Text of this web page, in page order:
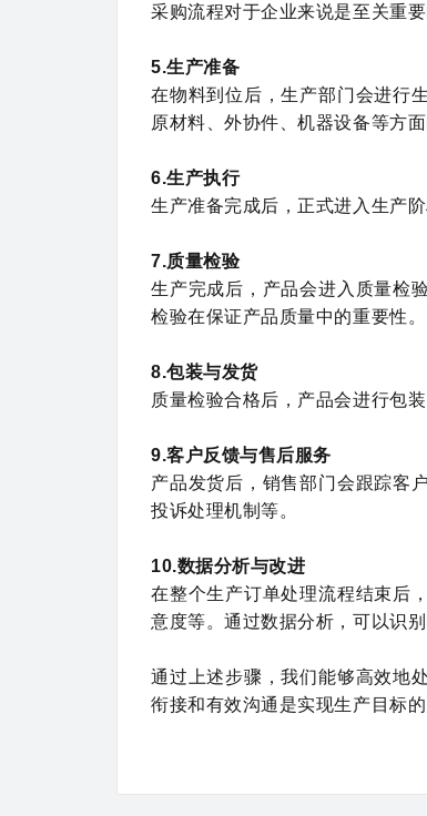
采购流程对于企业来说是至关重要
5.生产准备
在物料到位后，生产部门会进行
原材料、外协件、机器设备等方面
6.生产执行
生产准备完成后，正式进入生产
7.质量检验
生产完成后，产品会进入质量检
检验在保证产品质量中的重要性。
8.包装与发货
质量检验合格后，产品会进行包装
9.客户反馈与售后服务
产品发货后，销售部门会跟踪客
投诉处理机制等。
10.数据分析与改进
在整个生产订单处理流程结束后
意度等。通过数据分析，可以识
通过上述步骤，我们能够高效地
衔接和有效沟通是实现生产目标的